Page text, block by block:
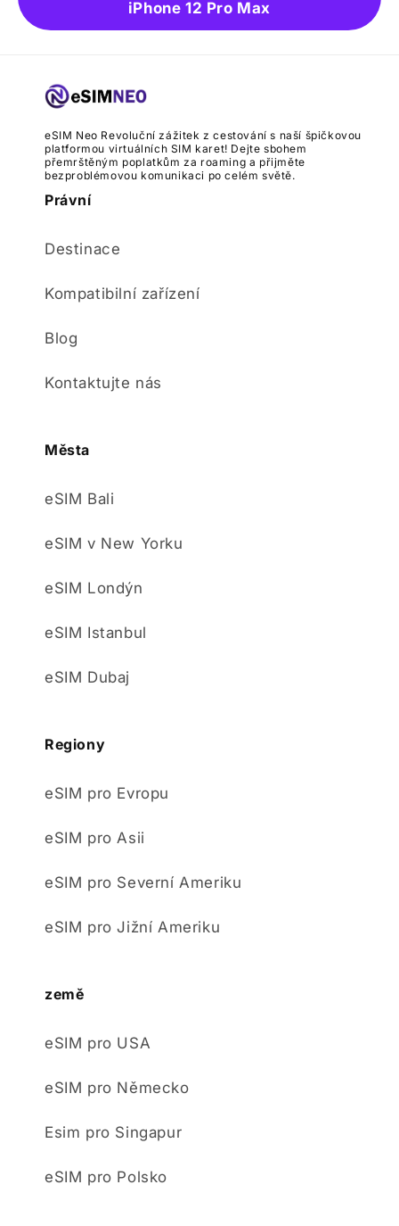
iPhone 12 Pro Max
eSIM Neo Revoluční zážitek z cestování s naší špičkovou
platformou virtuálních SIM karet! Dejte sbohem
přemrštěným poplatkům za roaming a přijměte
bezproblémovou komunikaci po celém světě.
Právní
Destinace
Kompatibilní zařízení
Blog
Kontaktujte nás
Města
eSIM Bali
eSIM v New Yorku
eSIM Londýn
eSIM Istanbul
eSIM Dubaj
Regiony
eSIM pro Evropu
eSIM pro Asii
eSIM pro Severní Ameriku
eSIM pro Jižní Ameriku
země
eSIM pro USA
eSIM pro Německo
Esim pro Singapur
eSIM pro Polsko